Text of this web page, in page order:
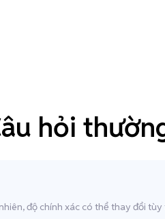
hỏi
độ chính xác có thể thay đổi